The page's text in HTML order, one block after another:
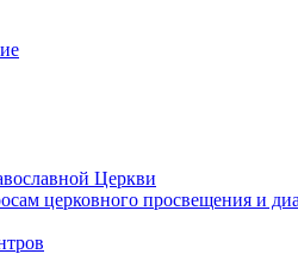
Церкви
церковного просвещения и